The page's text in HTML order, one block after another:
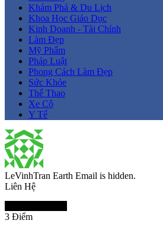
Khám Phá & Du Lịch
Khoa Học Giáo Dục
Kinh Doanh - Tài Chính
Làm Đẹp
Mỹ Phẩm
Pháp Luật
Phong Cách Làm Đẹp
Sức Khỏe
Thể Thao
Xe Cộ
Y Tế
LeVinhTran Earth Email is hidden.
Liên Hệ
3 Điểm